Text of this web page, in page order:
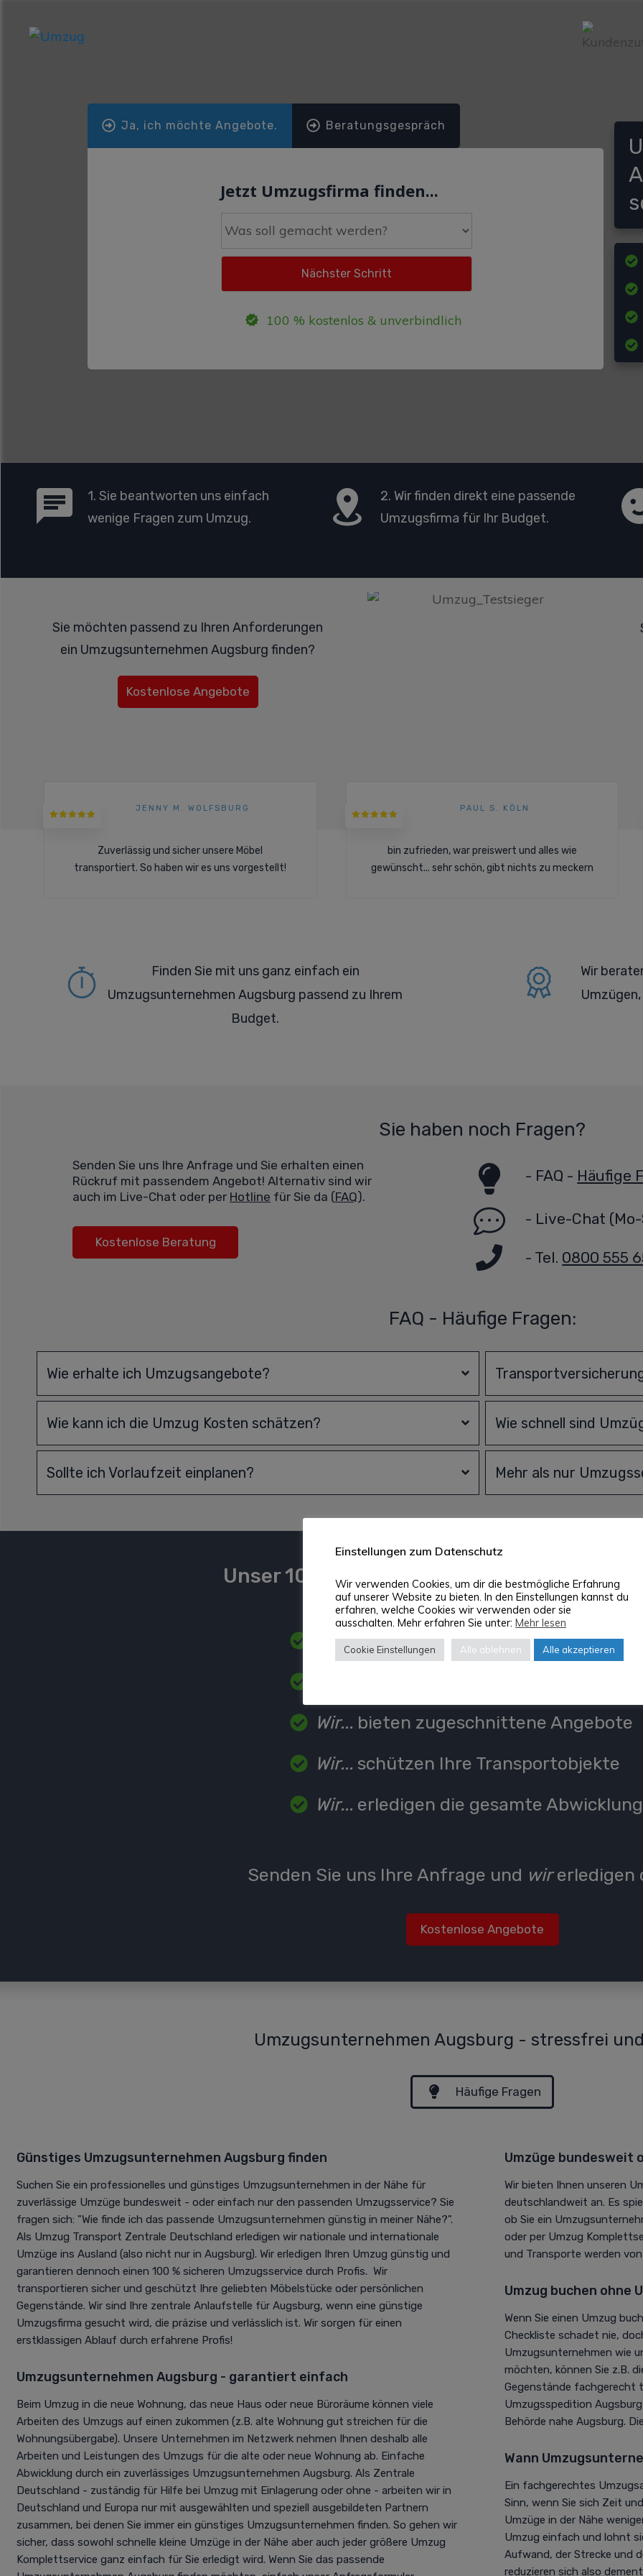
Ja, ich möchte Angebote. Beratungsgespräch
Jetzt Umzugsfirma finden...
100 % kostenlos & unverbindlich
1. Sie beantworten uns einfach
wenige Fragen zum Umzug.
2. Wir finden direkt eine passende
Umzugsfirma für Ihr Budget.
Sie möchten passend zu Ihren Anforderungen
ein Umzugsunternehmen Augsburg finden?
Kostenlose Angebote
JENNY M. WOLFSBURG
Zuverlässig und sicher unsere Möbel
transportiert. So haben wir es uns vorgestellt!
PAUL S. KÖLN
bin zufrieden, war preiswert und alles wie
gewünscht... sehr schön, gibt nichts zu meckern
Finden Sie mit uns ganz einfach ein
Umzugsunternehmen Augsburg passend zu Ihrem
Budget.
Wir
Sie haben noch Fragen?
Senden Sie uns Ihre Anfrage und Sie erhalten einen
Rückruf mit passendem Angebot! Alternativ sind wir
auch im Live-Chat oder per Hotline für Sie da (FAQ).
Kostenlose Beratung
- FAQ - Häufige
- Live-Chat
- Tel. 0800 555
FAQ - Häufige Fragen:
Wie erhalte ich Umzugsangebote?
Wie kann ich die Umzug Kosten schätzen?
Sollte ich Vorlaufzeit einplanen?
Wie schnell sind
Mehr als nur
Unser 100 % Service:
Wir...sind deutschlandweit für Sie da
Wir... bieten zugeschnittene Angebote
Wir... schützen Ihre Transportobjekte
Wir... erledigen die gesamte Abwicklung
Senden Sie uns Ihre Anfrage und wirerledigen
Kostenlose Angebote
Umzugsunternehmen Augsburg - stressfrei
Häufige Fragen
Günstiges Umzugsunternehmen Augsburg finden
Suchen Sie ein professionelles und günstiges Umzugsunternehmen in der Nähe für
zuverlässige Umzüge bundesweit - oder einfach nur den passenden Umzugsservice? Sie
fragen sich: "Wie finde ich das passende Umzugsunternehmen günstig in meiner Nähe?".
Als Umzug Transport Zentrale Deutschland erledigen wir nationale und internationale
Umzüge ins Ausland (also nicht nur in Augsburg). Wir erledigen Ihren Umzug günstig und
garantieren dennoch einen 100 % sicheren Umzugsservice durch Profis. Wir
transportieren sicher und geschützt Ihre geliebten Möbelstücke oder persönlichen
Gegenstände. Wir sind Ihre zentrale Anlaufstelle für Augsburg, wenn eine günstige
Umzugsfirma gesucht wird, die präzise und verlässlich ist. Wir sorgen für einen
erstklassigen Ablauf durch erfahrene Profis!
Umzugsunternehmen Augsburg - garantiert einfach
Beim Umzug in die neue Wohnung, das neue Haus oder neue Büroräume können viele
Arbeiten des Umzugs auf einen zukommen (z.B. alte Wohnung gut streichen für die
Wohnungsübergabe). Unsere Unternehmen im Netzwerk nehmen Ihnen deshalb alle
Arbeiten und Leistungen des Umzugs für die alte oder neue Wohnung ab. Einfache
Abwicklung durch ein zuverlässiges Umzugsunternehmen Augsburg. Als Zentrale
Deutschland - zuständig für Hilfe bei Umzug mit Einlagerung oder ohne - arbeiten wir in
Deutschland und Europa nur mit ausgewählten und speziell ausgebildeten Partnern
zusammen, bei denen Sie immer ein günstiges Umzugsunternehmen finden. So gehen wir
sicher, dass sowohl schnelle kleine Umzüge in der Nähe aber auch jeder größere Umzug
Komplettservice ganz einfach für Sie erledigt wird. Wenn Sie das passende
Umzüge bundesweit
Wir bieten Ihnen unseren
deutschlandweit an. Es
ob Sie ein
oder per Umzug
und Transporte werden
Umzug buchen ohne
Wenn Sie einen Umzug
Checkliste schadet nie,
Umzugsunternehmen wie
möchten, können Sie z.B.
Gegenstände fachgerecht
Umzugsspedition
Behörde nahe Augsburg.
Wann
Ein fachgerechtes
Sinn, wenn Sie sich Zeit
Umzüge in der Nähe
Umzug einfach und lohnt
Aufwand, der Strecke und
reduzieren sich also
Einstellungen zum Datenschutz
Wir verwenden Cookies, um dir die bestmögliche Erfahrung
auf unserer Website zu bieten. In den Einstellungen kannst du
erfahren, welche Cookies wir verwenden oder sie
ausschalten. Mehr erfahren Sie unter: Mehr lesen
Cookie Einstellungen Alle ablehnen Alle akzeptieren